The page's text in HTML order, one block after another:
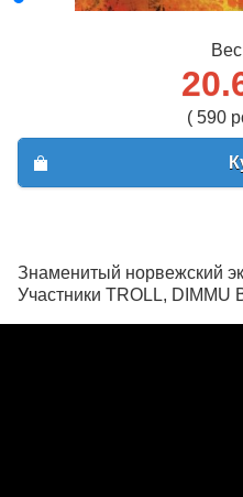
( 590
Знаменитый норвежский
Участники TROLL, DIMMU